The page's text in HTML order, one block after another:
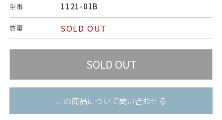
型番 1121-01B
数量 SOLD OUT
この商品について問い合わせる